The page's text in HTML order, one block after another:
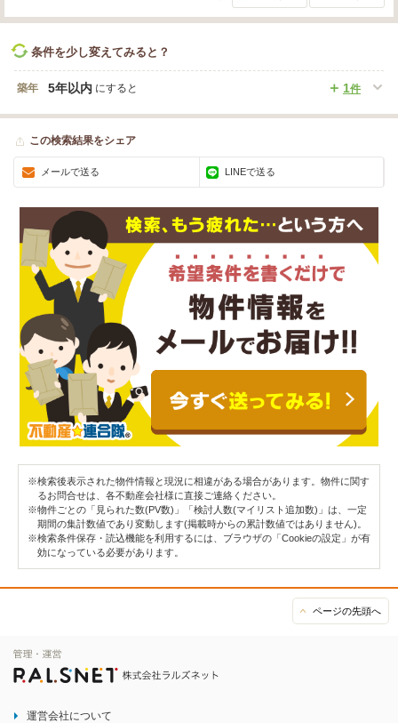
条件を少し変えてみると？
築年 1件
5年以内 にすると
この検索結果をシェア
メールで送る LINEで送る
※検索後表示された物件情報と現況に相違がある場合があります。物件に関す
るお問合せは、各不動産会社様に直接ご連絡ください。
※物件ごとの「見られた数(PV数)」「検討人数(マイリスト追加数)」は、一定
期間の集計数値であり変動します(掲載時からの累計数値ではありません)。
※検索条件保存・読込機能を利用するには、ブラウザの「Cookieの設定」が有
効になっている必要があります。
ページの先頭へ
運営会社について